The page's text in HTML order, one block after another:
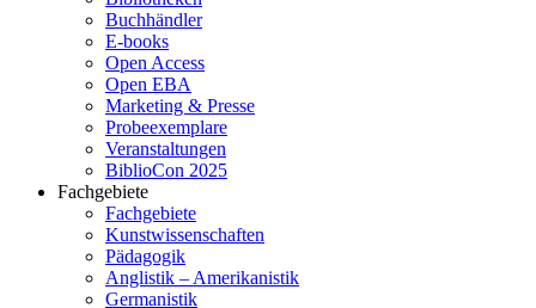
Buchhändler
E-books
Open Access
Open EBA
Marketing & Presse
Probeexemplare
Veranstaltungen
BiblioCon 2025
Fachgebiete
Fachgebiete
Kunstwissenschaften
Pädagogik
Anglistik – Amerikanistik
Germanistik